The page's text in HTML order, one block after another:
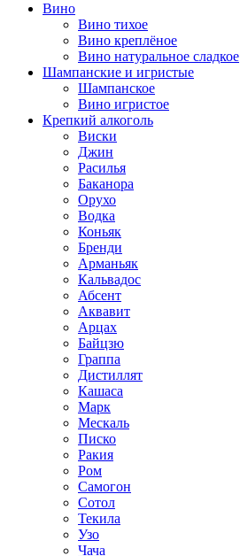
Вино
Вино тихое
Вино креплёное
Вино натуральное сладкое
Шампанские и игристые
Шампанское
Вино игристое
Крепкий алкоголь
Виски
Джин
Расилья
Баканора
Орухо
Водка
Коньяк
Бренди
Арманьяк
Кальвадос
Абсент
Аквавит
Арцах
Байцзю
Граппа
Дистиллят
Кашаса
Марк
Мескаль
Писко
Ракия
Ром
Самогон
Сотол
Текила
Узо
Чача